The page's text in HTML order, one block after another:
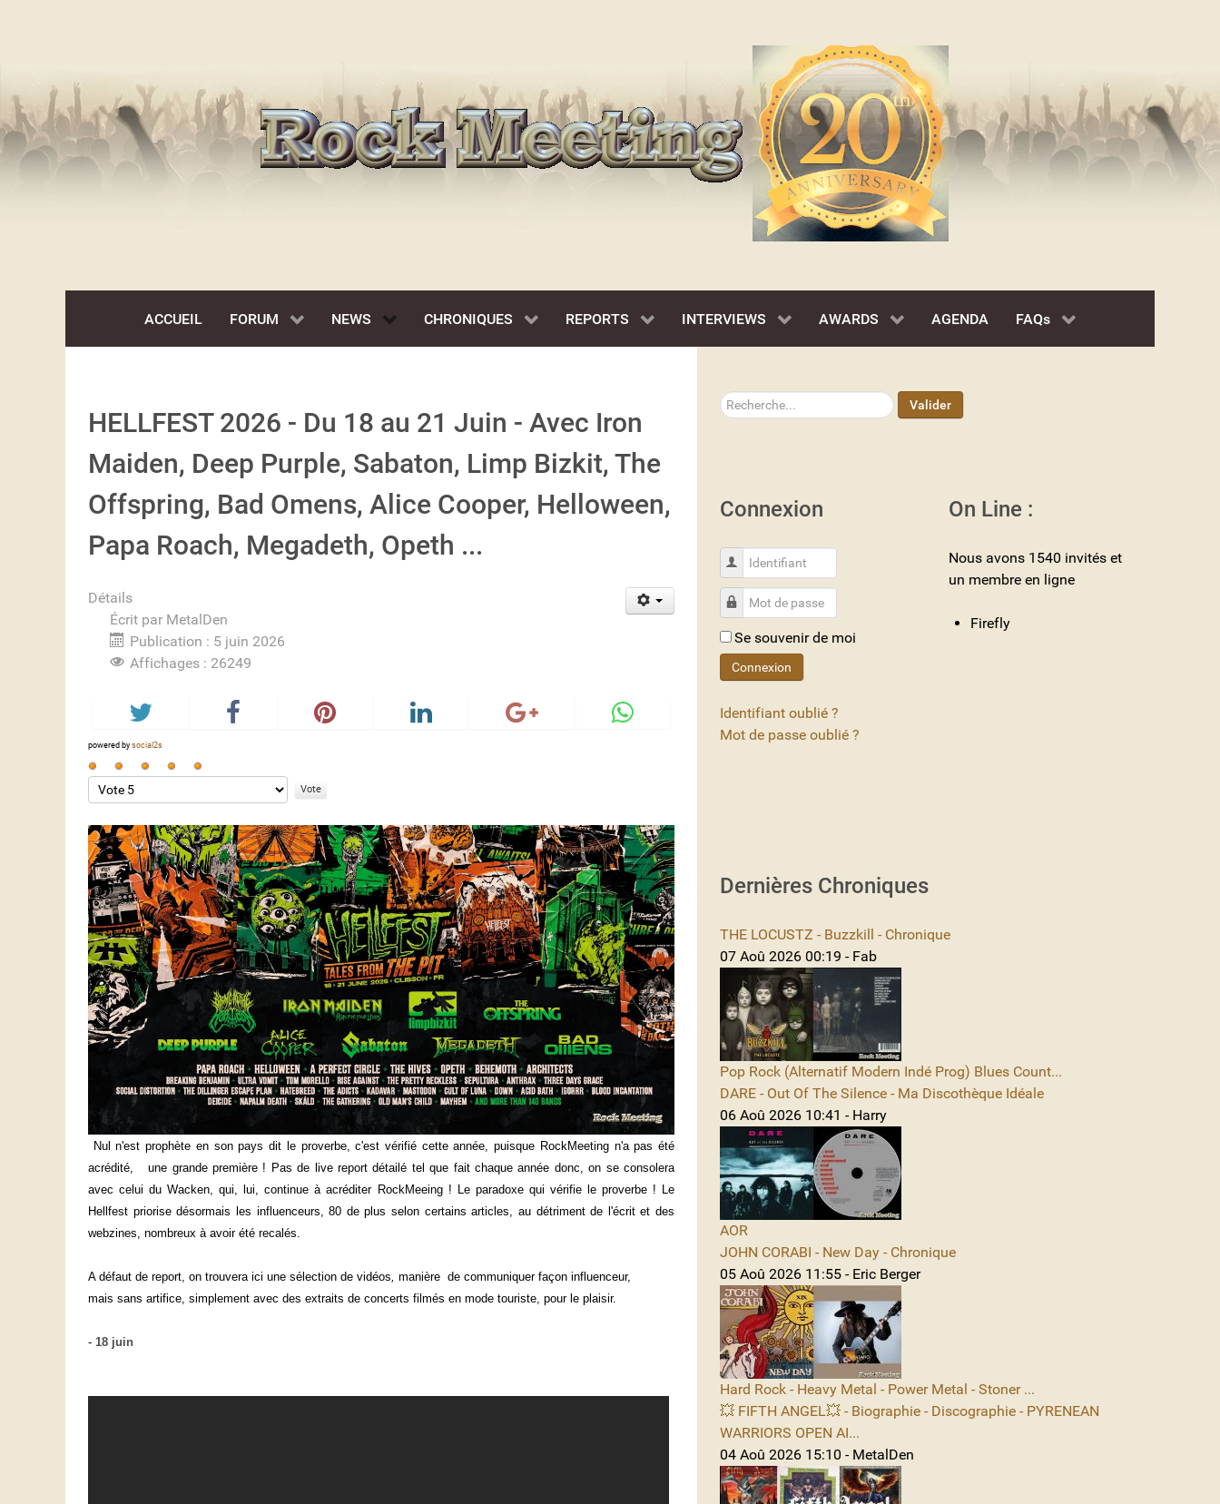
ACCUEIL FORUM NEWS CHRONIQUES REPORTS INTERVIEWS AWARDS AGENDA FAQs
HELLFEST 2026 - Du 18 au 21 Juin - Avec Iron
Maiden, Deep Purple, Sabaton, Limp Bizkit, The
Offspring, Bad Omens, Alice Cooper, Helloween,
Papa Roach, Megadeth, Opeth ...
Détails
Écrit par MetalDen
Publication : 5 juin 2026
Affichages : 26249
powered by social2s
Vote
utilisateur:
Veuillez
voter
Nul n'est prophète en son pays dit le proverbe, c'est vérifié cette année, puisque RockMeeting n'a pas été
acrédité, une grande première ! Pas de live report détailé tel que fait chaque année donc, on se consolera
avec celui du Wacken, qui, lui, continue à acréditer RockMeeing ! Le paradoxe qui vérifie le proverbe ! Le
Hellfest priorise désormais les influenceurs, 80 de plus selon certains articles, au détriment de l'écrit et des
webzines, nombreux à avoir été recalés.
A défaut de report, on trouvera ici une sélection de vidéos manière de communiquer façon influenceur,
mais sans artifice, simplement avec des extraits de concerts filmés en mode touriste, pour le plaisir.
- 18 juin
Rechercher Valider
Connexion
Identifiant
Mot de passe
Se souvenir de moi
Connexion
Identifiant oublié ?
Mot de passe oublié ?
On Line :
Nous avons 1540 invités et
un membre en ligne
Firefly
Dernières Chroniques
THE LOCUSTZ - Buzzkill - Chronique
07 Aoû 2026 00:19 - Fab
Pop Rock (Alternatif Modern Indé Prog) Blues Count...
DARE - Out Of The Silence - Ma Discothèque Idéale
06 Aoû 2026 10:41 - Harry
AOR
JOHN CORABI - New Day - Chronique
05 Aoû 2026 11:55 - Eric Berger
Hard Rock - Heavy Metal - Power Metal - Stoner ...
💥 FIFTH ANGEL💥 - Biographie - Discographie - PYRENEAN
WARRIORS OPEN AI...
04 Aoû 2026 15:10 - MetalDen